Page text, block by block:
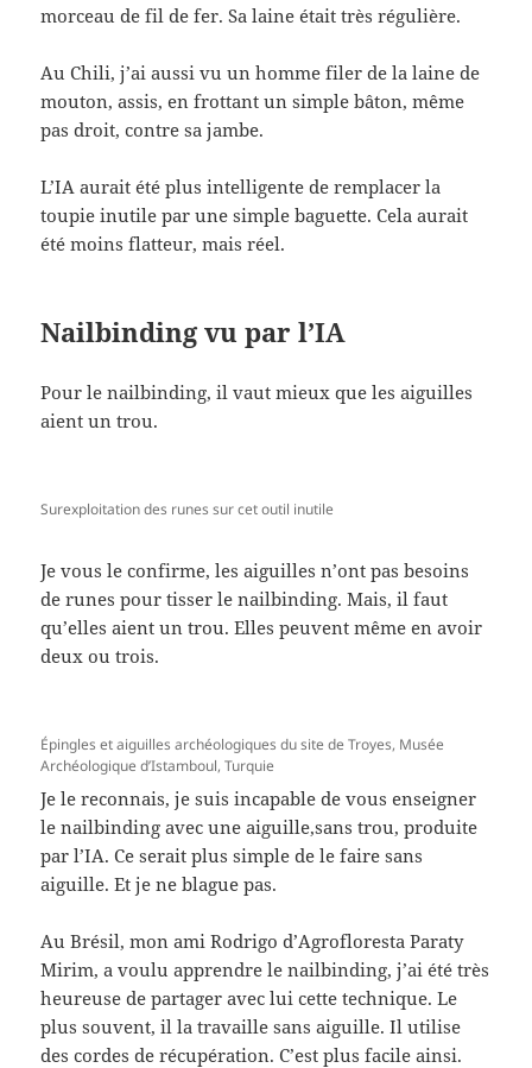
morceau de fil de fer. Sa laine était très régulière.
Au Chili, j’ai aussi vu un homme filer de la laine de
mouton, assis, en frottant un simple bâton, même
pas droit, contre sa jambe.
L’IA aurait été plus intelligente de remplacer la
toupie inutile par une simple baguette. Cela aurait
été moins flatteur, mais réel.
Nailbinding vu par l’IA
Pour le nailbinding, il vaut mieux que les aiguilles
aient un trou.
Surexploitation des runes sur cet outil inutile
Je vous le confirme, les aiguilles n’ont pas besoins
de runes pour tisser le nailbinding. Mais, il faut
qu’elles aient un trou. Elles peuvent même en avoir
deux ou trois.
Épingles et aiguilles archéologiques du site de Troyes, Musée
Archéologique d’Istamboul, Turquie
Je le reconnais, je suis incapable de vous enseigner
le nailbinding avec une aiguille,sans trou, produite
par l’IA. Ce serait plus simple de le faire sans
aiguille. Et je ne blague pas.
Au Brésil, mon ami Rodrigo d’Agrofloresta Paraty
Mirim, a voulu apprendre le nailbinding, j’ai été très
heureuse de partager avec lui cette technique. Le
plus souvent, il la travaille sans aiguille. Il utilise
des cordes de récupération. C’est plus facile ainsi.